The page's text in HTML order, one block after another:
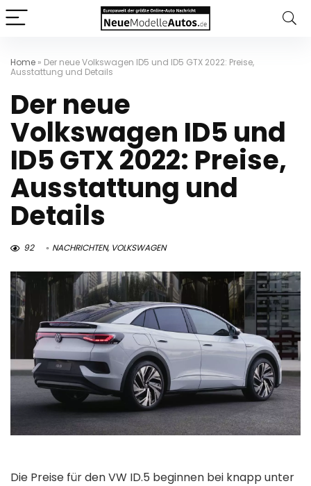
Home » Der neue Volkswagen ID5 und ID5 GTX 2022: Preise,
Ausstattung und Details
Der neue
Volkswagen ID5 und
ID5 GTX 2022: Preise,
Ausstattung und
Details
92 NACHRICHTEN, VOLKSWAGEN
Die Preise für den VW ID.5 beginnen bei knapp unter